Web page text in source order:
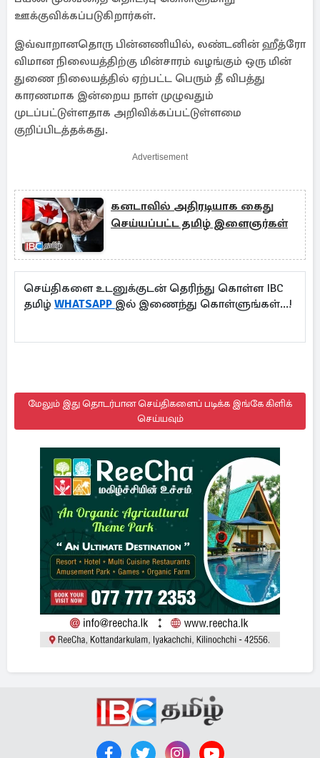
ஊக்குவிக்கப்படுகிறார்கள்.
இவ்வாறானதொரு பின்னணியில், லண்டனின் ஹீத்ரோ
விமான நிலையத்திற்கு மின்சாரம் வழங்கும் ஒரு மின்
துணை நிலையத்தில் ஏற்பட்ட பெரும் தீ விபத்து
காரணமாக இன்றைய நாள் முழுவதும்
முடப்பட்டுள்ளதாக அறிவிக்கப்பட்டுள்ளமை
குறிப்பிடத்தக்கது.
Advertisement
கனடாவில் அதிரடியாக கைது
செய்யப்பட்ட தமிழ் இளைஞர்கள்
செய்திகளை உடனுக்குடன் தெரிந்து கொள்ள IBC
தமிழ் WHATSAPP இல் இணைந்து கொள்ளுங்கள்...!
மேலும் இது தொடர்பான செய்திகளைப் படிக்க இங்கே கிளிக்
செய்யவும்